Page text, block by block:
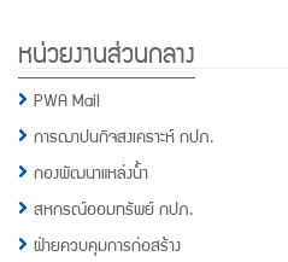
หน่วยงานส่วนกลาง
PWA Mail
การฌาปนกิจสงเคราะห์ กปภ.
กองพัฒนาแหล่งน้ำ
สหกรณ์ออมทรัพย์ กปภ.
ฝ่ายควบคุมการก่อสร้าง